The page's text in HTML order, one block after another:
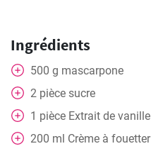
Ingrédients
500 g mascarpone
2 pièce sucre
1 pièce Extrait de vanille
200 ml Crème à fouetter